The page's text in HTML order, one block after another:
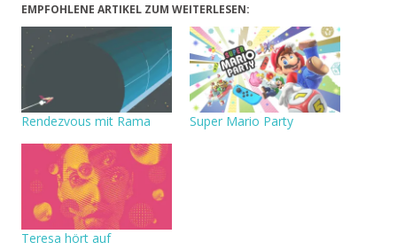
EMPFOHLENE ARTIKEL ZUM WEITERLESEN:
Rendezvous mit Rama Super Mario Party
Teresa hört auf